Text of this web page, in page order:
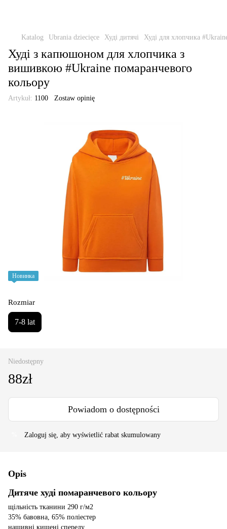
Katalog Ubrania dziecięce Худі дитячі Худі для хлопчика
Худі з капюшоном для хлопчика з
вишивкою #Ukraine помаранчевого
кольору
Artykuł: 1100 Zostaw opinię
Новинка
Rozmiar
7-8 lat
Niedostępny
88zł
Powiadom o dostępności
Zaloguj się , aby wyświetlić rabat skumulowany
Opis
Дитяче худі помаранчевого кольору
щільність тканини 290 г/м2
35% бавовна, 65% поліестер
нашивні кишені спереду